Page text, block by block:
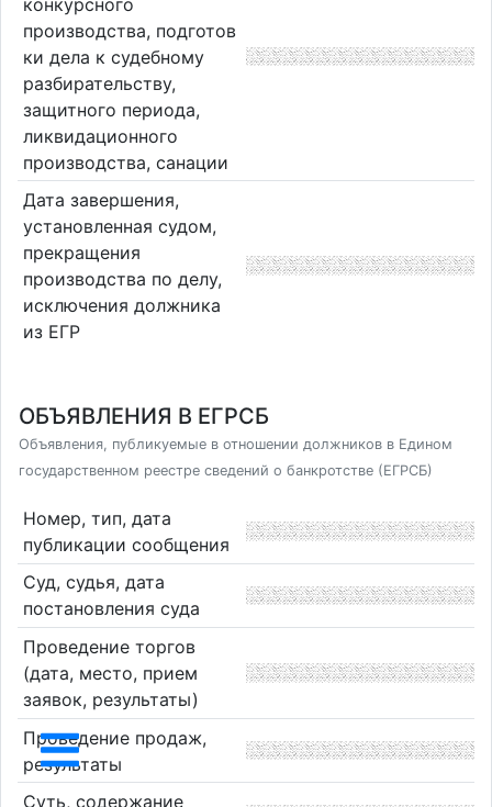
производства, подготов
ки дела к судебному
разбирательству,
защитного периода,
ликвидационного
производства, санации
Дата завершения,
установленная судом,
прекращения
производства по делу,
исключения должника
из ЕГР
ОБЪЯВЛЕНИЯ В ЕГРСБ
Объявления, публикуемые в отношении должников в Едином
государственном реестре сведений о банкротстве (ЕГРСБ)
Номер, тип, дата
публикации сообщения
Суд, судья, дата
постановления суда
Проведение торгов
(дата, место, прием
заявок, результаты)
Проведение продаж,
результаты
Суть, содержание